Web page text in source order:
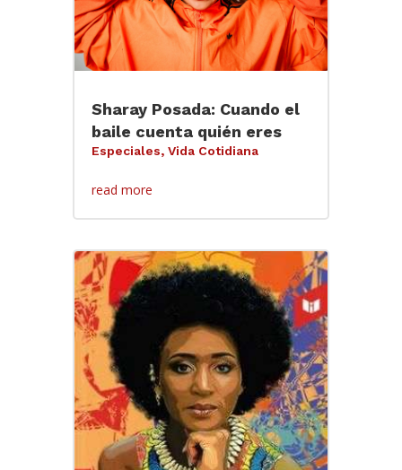
Sharay Posada: Cuando el
baile cuenta quién eres
Especiales, Vida Cotidiana
read more